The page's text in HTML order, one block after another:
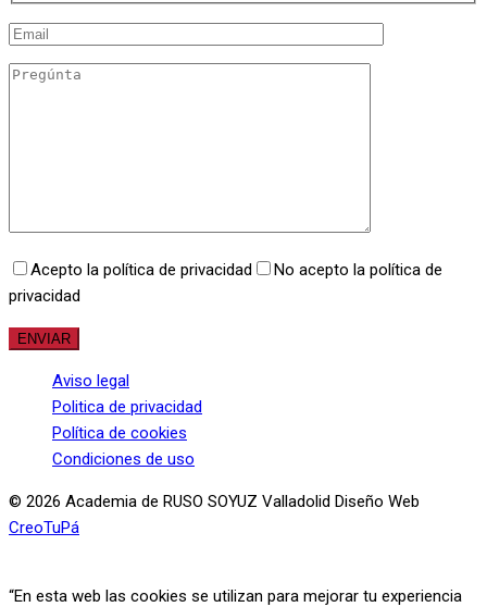
Acepto la política de privacidad
No acepto la política de
privacidad
Aviso legal
Politica de privacidad
Política de cookies
Condiciones de uso
© 2026 Academia de RUSO SOYUZ Valladolid Diseño Web
CreoTuPá
“En esta web las cookies se utilizan para mejorar tu experiencia